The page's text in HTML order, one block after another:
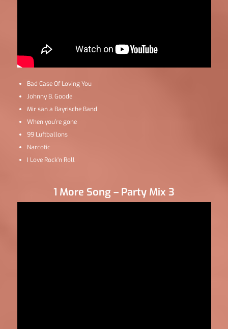
Bad Case Of Loving You
Johnny B. Goode
Mir san a Bayrische Band
When you’re gone
99 Luftballons
Narcotic
I Love Rock’n Roll
1 More Song – Party Mix 3